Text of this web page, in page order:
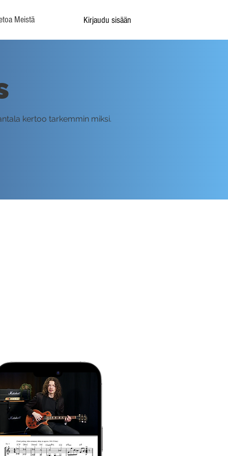
Meistä Kirjaudu sisään
kertoo tarkemmin miksi.